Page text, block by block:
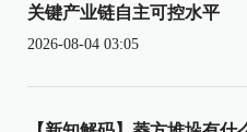
关键产业链自主可控水平
2026-08-04 03:05